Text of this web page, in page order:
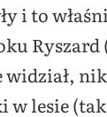
i to
lesie